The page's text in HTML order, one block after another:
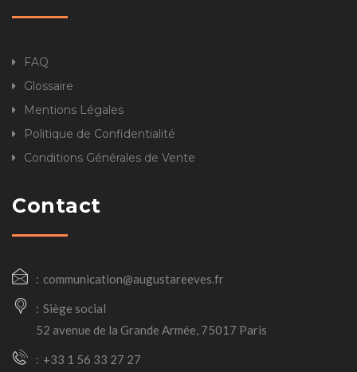
FAQ
Glossaire
Mentions Légales
Politique de Confidentialité
Conditions Générales de Vente
Contact
communication@augustareeves.fr
Siège social
52 avenue de la Grande Armée, 75017 Paris
+33 1 56 33 27 27